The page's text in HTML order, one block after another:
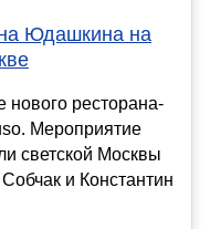
Юдашкина на
нового ресторана-
Мероприятие
светской Москвы
и Константин